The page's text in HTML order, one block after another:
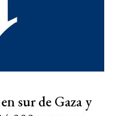
sur de Gaza y